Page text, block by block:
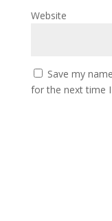
Website
Save my
for the next time